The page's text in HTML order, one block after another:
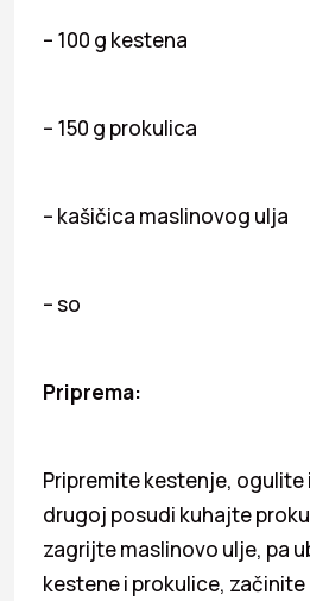
– 100 g kestena
– 150 g prokulica
– kašičica maslinovog ulja
– so
Priprema:
Pripremite kestenje, ogulite
drugoj posudi kuhajte
zagrijte maslinovo ulje, pa
kestene i prokulice,